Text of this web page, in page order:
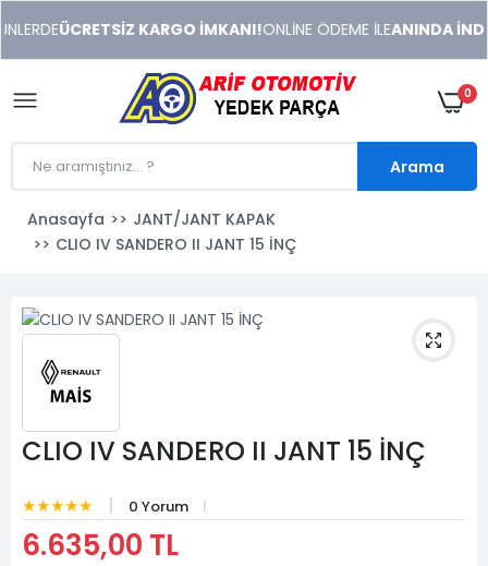
xonusu
veren
sitolar
ÜCRETSİZ KARGO İMKANI!ONLİNE ÖDEME İLEANINDA
0
Arama
Anasayfa
JANT/JANT KAPAK
CLIO IV SANDERO II JANT 15 İNÇ
CLIO IV SANDERO II JANT 15 İNÇ
★★★★★ 0 Yorum
6.635,00 TL